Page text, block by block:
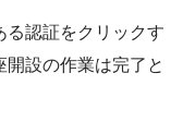
る認証をクリックす
設の作業は完了と